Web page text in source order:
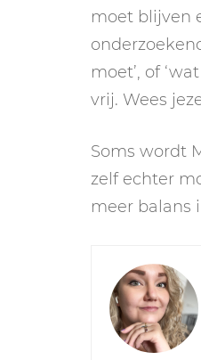
moet blijven
moet’, of
vrij. Wees
Soms wordt
zelf echter
meer balans